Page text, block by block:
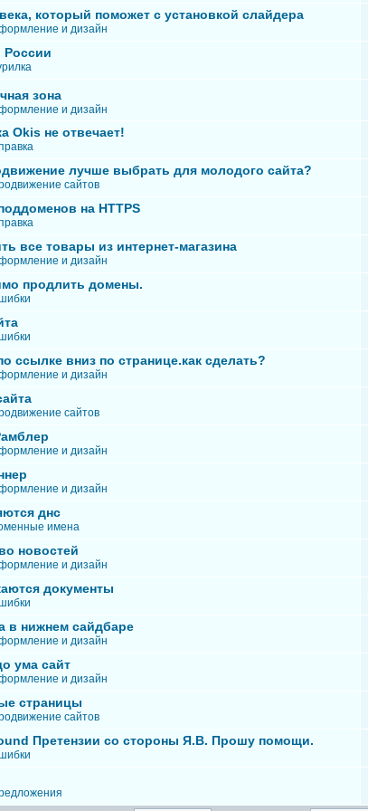
который поможет с установкой слайдера
и дизайн
России
зона
и дизайн
Okis не отвечает!
лучше выбрать для молодого сайта?
сайтов
на HTTPS
все товары из интернет-магазина
и дизайн
продлить домены.
ссылке вниз по странице.как сделать?
и дизайн
сайтов
и дизайн
и дизайн
днс
имена
новостей
и дизайн
документы
в нижнем сайдбаре
и дизайн
ума сайт
и дизайн
страницы
сайтов
Претензии со стороны Я.В. Прошу помощи.